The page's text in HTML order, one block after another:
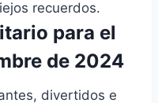
recuerdos.
para el
de 2024
divertidos e